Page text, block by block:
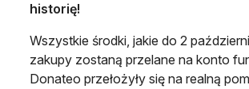
historię!
Wszystkie środki, jakie do 2
zakupy zostaną przelane na konto
Donateo przełożyły się na realną